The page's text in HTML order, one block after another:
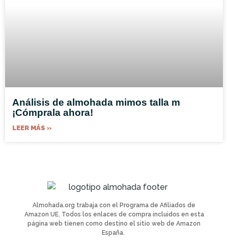
Análisis de almohada mimos talla m
¡Cómprala ahora!
LEER MÁS »
Almohada.org trabaja con el Programa de Afiliados de
Amazon UE. Todos los enlaces de compra incluidos en esta
página web tienen como destino el sitio web de Amazon
España.